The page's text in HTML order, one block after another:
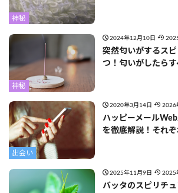
神秘
神秘
2024年12月10日
突然匂いがするス
つ！匂いがしたら
出会い
2020年3月14日 2026
ハッピーメール
を徹底解説！それ
2025年11月9日 2025
バッタのスピリチ